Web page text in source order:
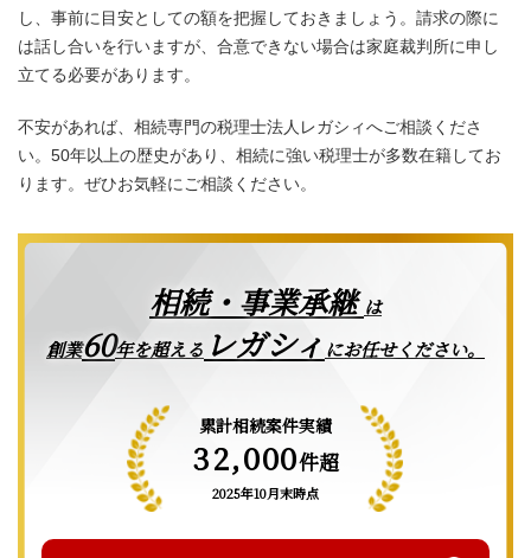
し、事前に目安としての額を把握しておきましょう。請求の際に
は話し合いを行いますが、合意できない場合は家庭裁判所に申し
立てる必要があります。
不安があれば、相続専門の税理士法人レガシィへご相談くださ
い。50年以上の歴史があり、相続に強い税理士が多数在籍してお
ります。ぜひお気軽にご相談ください。
相続・事業承継は
創業60年を超える レガシィ にお任せください。
累計相続案件実績
32,000件超
2025年10月末時点